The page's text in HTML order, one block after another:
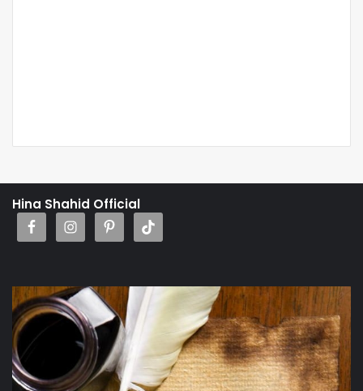
Hina Shahid Official